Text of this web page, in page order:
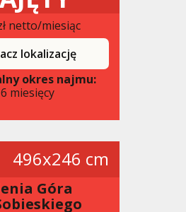
netto/miesiąc
lokalizację
okres najmu:
6 miesięcy
496x246 cm
Góra